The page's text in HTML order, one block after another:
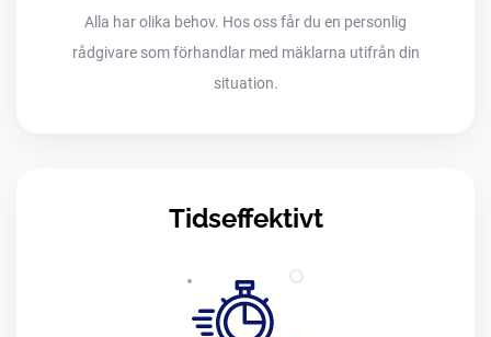
Alla har olika behov. Hos oss får du en personlig
rådgivare som förhandlar med mäklarna utifrån din
situation.
Tidseffektivt